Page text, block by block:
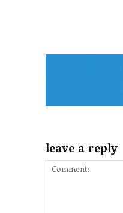
leave a reply